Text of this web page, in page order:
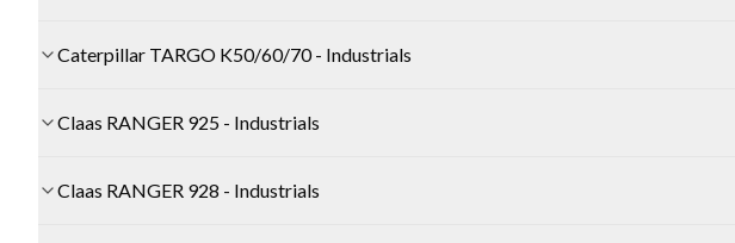
Caterpillar TARGO K50/60/70 - Industrials
Claas RANGER 925 - Industrials
Claas RANGER 928 - Industrials